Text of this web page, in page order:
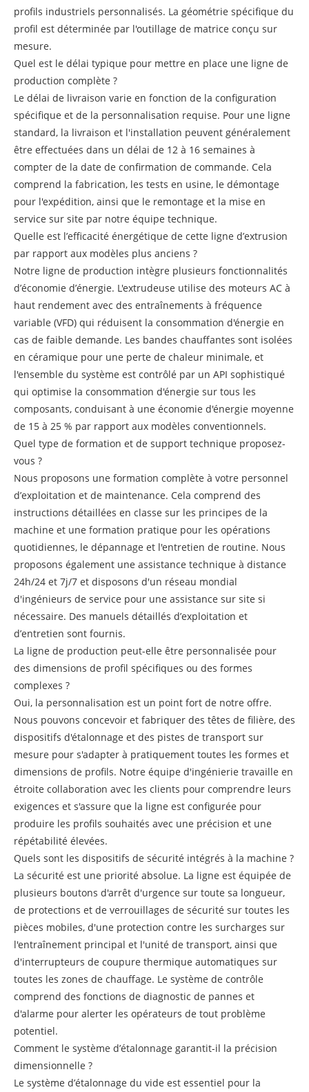
profils industriels personnalisés. La géométrie spécifique du
profil est déterminée par l'outillage de matrice conçu sur
mesure.
Quel est le délai typique pour mettre en place une ligne de
production complète ?
Le délai de livraison varie en fonction de la configuration
spécifique et de la personnalisation requise. Pour une ligne
standard, la livraison et l'installation peuvent généralement
être effectuées dans un délai de 12 à 16 semaines à
compter de la date de confirmation de commande. Cela
comprend la fabrication, les tests en usine, le démontage
pour l'expédition, ainsi que le remontage et la mise en
service sur site par notre équipe technique.
Quelle est l’efficacité énergétique de cette ligne d’extrusion
par rapport aux modèles plus anciens ?
Notre ligne de production intègre plusieurs fonctionnalités
d’économie d’énergie. L'extrudeuse utilise des moteurs AC à
haut rendement avec des entraînements à fréquence
variable (VFD) qui réduisent la consommation d'énergie en
cas de faible demande. Les bandes chauffantes sont isolées
en céramique pour une perte de chaleur minimale, et
l'ensemble du système est contrôlé par un API sophistiqué
qui optimise la consommation d'énergie sur tous les
composants, conduisant à une économie d'énergie moyenne
de 15 à 25 % par rapport aux modèles conventionnels.
Quel type de formation et de support technique proposez-
vous ?
Nous proposons une formation complète à votre personnel
d’exploitation et de maintenance. Cela comprend des
instructions détaillées en classe sur les principes de la
machine et une formation pratique pour les opérations
quotidiennes, le dépannage et l'entretien de routine. Nous
proposons également une assistance technique à distance
24h/24 et 7j/7 et disposons d'un réseau mondial
d'ingénieurs de service pour une assistance sur site si
nécessaire. Des manuels détaillés d’exploitation et
d’entretien sont fournis.
La ligne de production peut-elle être personnalisée pour
des dimensions de profil spécifiques ou des formes
complexes ?
Oui, la personnalisation est un point fort de notre offre.
Nous pouvons concevoir et fabriquer des têtes de filière, des
dispositifs d'étalonnage et des pistes de transport sur
mesure pour s'adapter à pratiquement toutes les formes et
dimensions de profils. Notre équipe d'ingénierie travaille en
étroite collaboration avec les clients pour comprendre leurs
exigences et s'assure que la ligne est configurée pour
produire les profils souhaités avec une précision et une
répétabilité élevées.
Quels sont les dispositifs de sécurité intégrés à la machine ?
La sécurité est une priorité absolue. La ligne est équipée de
plusieurs boutons d'arrêt d'urgence sur toute sa longueur,
de protections et de verrouillages de sécurité sur toutes les
pièces mobiles, d'une protection contre les surcharges sur
l'entraînement principal et l'unité de transport, ainsi que
d'interrupteurs de coupure thermique automatiques sur
toutes les zones de chauffage. Le système de contrôle
comprend des fonctions de diagnostic de pannes et
d'alarme pour alerter les opérateurs de tout problème
potentiel.
Comment le système d’étalonnage garantit-il la précision
dimensionnelle ?
Le système d’étalonnage du vide est essentiel pour la